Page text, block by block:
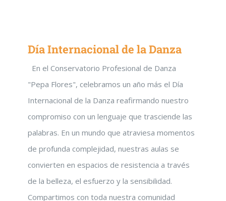
Día Internacional de la Danza
En el Conservatorio Profesional de Danza
"Pepa Flores", celebramos un año más el Día
Internacional de la Danza reafirmando nuestro
compromiso con un lenguaje que trasciende las
palabras. En un mundo que atraviesa momentos
de profunda complejidad, nuestras aulas se
convierten en espacios de resistencia a través
de la belleza, el esfuerzo y la sensibilidad.
Compartimos con toda nuestra comunidad